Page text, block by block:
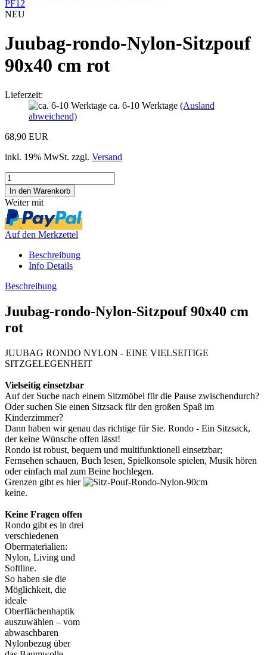
PF12
NEU
Juubag-rondo-Nylon-Sitzpouf
90x40 cm rot
Lieferzeit:
ca. 6-10 Werktage (Ausland
abweichend)
68,90 EUR
inkl. 19% MwSt. zzgl. Versand
Weiter mit
Auf den Merkzettel
Beschreibung
Info Details
Beschreibung
Juubag-rondo-Nylon-Sitzpouf 90x40 cm
rot
JUUBAG RONDO NYLON - EINE VIELSEITIGE
SITZGELEGENHEIT
Vielseitig einsetzbar
Auf der Suche nach einem Sitzmöbel für die Pause zwischendurch?
Oder suchen Sie einen Sitzsack für den großen Spaß im
Kinderzimmer?
Dann haben wir genau das richtige für Sie. Rondo - Ein Sitzsack,
der keine Wünsche offen lässt!
Rondo ist robust, bequem und multifunktionell einsetzbar;
Fernsehen schauen, Buch lesen, Spielkonsole spielen, Musik hören
oder einfach mal zum Beine hochlegen.
Grenzen gibt es hier
keine.
Keine Fragen offen
Rondo gibt es in drei
verschiedenen
Obermaterialien:
Nylon, Living und
Softline.
So haben sie die
Möglichkeit, die
ideale
Oberflächenhaptik
auszuwählen – vom
abwaschbaren
Nylonbezug über